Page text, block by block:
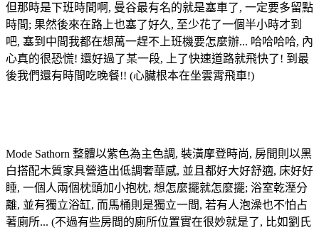
但那時是下班時間啊, 曼谷最有名的就是塞車了, 一定要多留點
時間; 果然後來在路上也塞了好久, 至少花了一個半小時才到
吧, 塞到中間我都在想萬一趕不上班機要怎麼辦... 哈哈哈哈, 內
心真的很恐慌! 還好過了某一段, 上了快速道路就飛快了! 到最
後我們還有時間吃晚餐!! (心臟根本在坐雲霄飛車!)
Mode Sathorn 整體以紫色為主色調, 裝潢摩登時尚, 房間則以黑
白搭配木質家具營造出低調奢華感, 並且都好大好舒適, 床好好
睡, 一個人兩個枕頭加小抱枕, 想怎麼擺就怎麼擺; 浴室乾溼分
離, 並有獨立浴缸, 而馬桶則是獨立一間, 若有人泡澡也不怕占
著廁所... (不過有些房間的廁所位置實在很妙就是了, 比如劉氏